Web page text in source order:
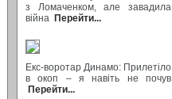
з Ломаченком, але завадила
війна Перейти...
Екс-воротар Динамо: Прилетіло
в окоп – я навіть не почув
Перейти...